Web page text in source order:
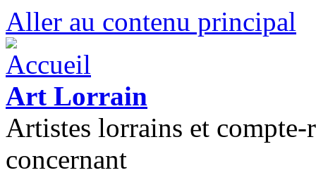
Aller au contenu principal
Art Lorrain
Artistes lorrains et compte-
concernant